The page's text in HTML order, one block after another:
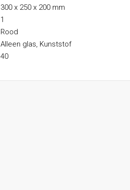
300 x 250 x 200 mm
1
Rood
Alleen glas, Kunststof
40